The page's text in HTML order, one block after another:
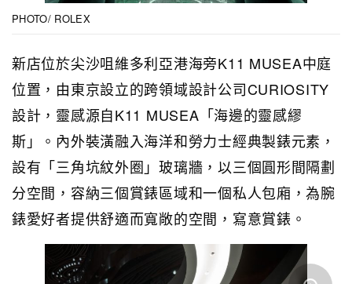
PHOTO/ ROLEX
新店位於尖沙咀維多利亞港海旁K11 MUSEA中庭
位置，由東京設立的跨領域設計公司CURIOSITY
設計，靈感源自K11 MUSEA「海邊的靈感繆
斯」。內外裝潢融入海洋和勞力士經典製錶元素，
設有「三角坑紋外圈」玻璃牆，以三個圓形間隔劃
分空間，容納三個賞錶區域和一個私人包廂，為腕
錶愛好者提供舒適而寬敞的空間，寫意賞錶。